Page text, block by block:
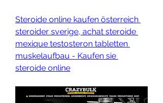
Steroide online kaufen österreich
steroider sverige, achat steroide
mexique testosteron tabletten
muskelaufbau - Kaufen sie
steroide online